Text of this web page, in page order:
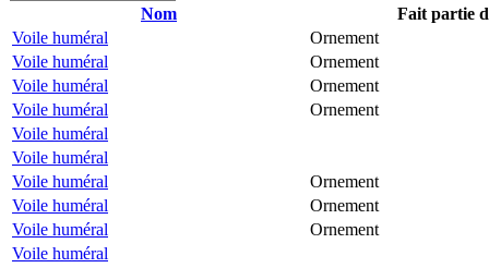
Nom
Fait partie
Voile huméral
Ornement
Voile huméral
Ornement
Voile huméral
Ornement
Voile huméral
Ornement
Voile huméral
Voile huméral
Voile huméral
Ornement
Voile huméral
Ornement
Voile huméral
Ornement
Voile huméral